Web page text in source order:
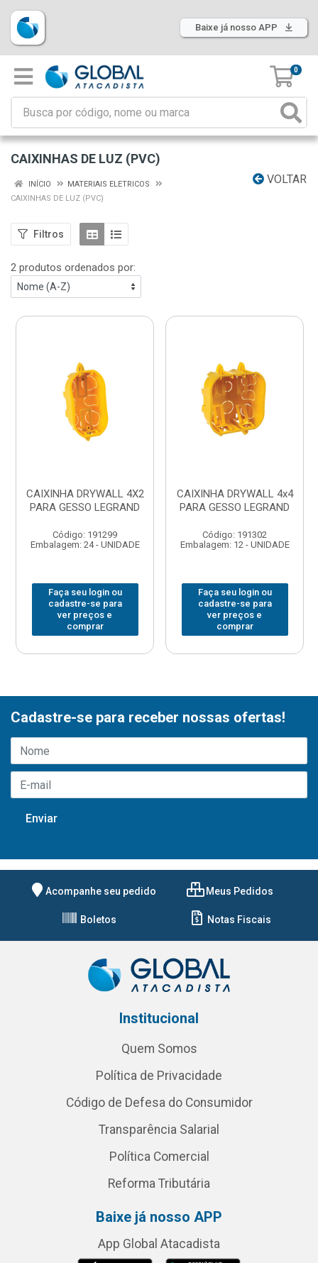
Baixe já nosso APP
0
CAIXINHAS DE LUZ (PVC)
VOLTAR
INÍCIO
MATERIAIS ELETRICOS
CAIXINHAS DE LUZ (PVC)
Filtros
2 produtos ordenados por:
CAIXINHA DRYWALL 4X2
PARA GESSO LEGRAND
Código: 191299
Embalagem: 24 - UNIDADE
Faça seu login ou
cadastre-se para
ver preços e
comprar
CAIXINHA DRYWALL 4x4
PARA GESSO LEGRAND
Código: 191302
Embalagem: 12 - UNIDADE
Faça seu login ou
cadastre-se para
ver preços e
comprar
Cadastre-se para receber nossas ofertas!
Acompanhe seu pedido Meus Pedidos
Boletos Notas Fiscais
Institucional
Quem Somos
Política de Privacidade
Código de Defesa do Consumidor
Transparência Salarial
Política Comercial
Reforma Tributária
Baixe já nosso APP
App Global Atacadista